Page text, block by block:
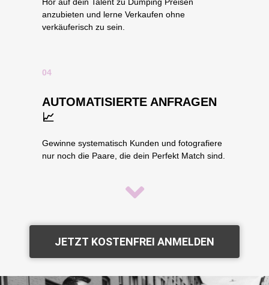
anzubieten und lerne Verkaufen ohne
verkäuferisch zu sein.
04
AUTOMATISIERTE ANFRAGEN
📈
Gewinne systematisch Kunden und fotografiere
nur noch die Paare, die dein Perfekt Match sind.
JETZT KOSTENFREI ANMELDEN